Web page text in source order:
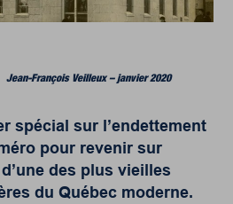
Jean-François Veilleux – janvier 2020
spécial sur l’endettement
pour revenir sur
des plus vieilles
du Québec moderne.